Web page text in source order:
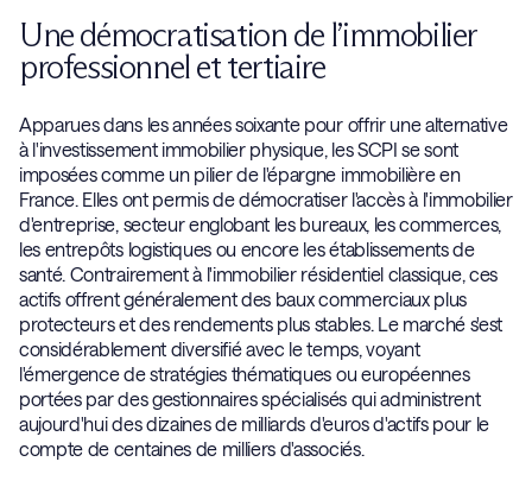
Une démocratisation de l’immobilier
professionnel et tertiaire
Apparues dans les années soixante pour offrir une alternative
à l'investissement immobilier physique, les SCPI se sont
imposées comme un pilier de l'épargne immobilière en
France. Elles ont permis de démocratiser l'accès à l'immobilier
d'entreprise, secteur englobant les bureaux, les commerces,
les entrepôts logistiques ou encore les établissements de
santé. Contrairement à l'immobilier résidentiel classique, ces
actifs offrent généralement des baux commerciaux plus
protecteurs et des rendements plus stables. Le marché s'est
considérablement diversifié avec le temps, voyant
l'émergence de stratégies thématiques ou européennes
portées par des gestionnaires spécialisés qui administrent
aujourd'hui des dizaines de milliards d'euros d'actifs pour le
compte de centaines de milliers d'associés.